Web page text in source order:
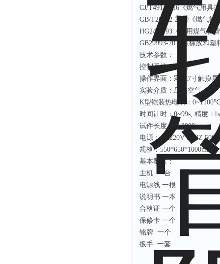
CJ/T491-2016《燃气用具
GB/T26002-2010 《燃气
HG2486-93 《家用煤气软
GB29993-2013
《橡胶和
技术参数：
控制系统：
PLC;
操作界面：彩色7寸触摸
实验介质：压缩空气；
K型铠装热电偶： 0~1100℃
时间计时：0~99s, 精度:±1s
试件长度：
0~2000mm
电源：AC220V 50HZ
规格：550*650*1000mm
基本配置：
主机 一台
电源线 一根
说明书 一本
合格证 一个
保修卡 一个
铭牌 一个
扳手 一套